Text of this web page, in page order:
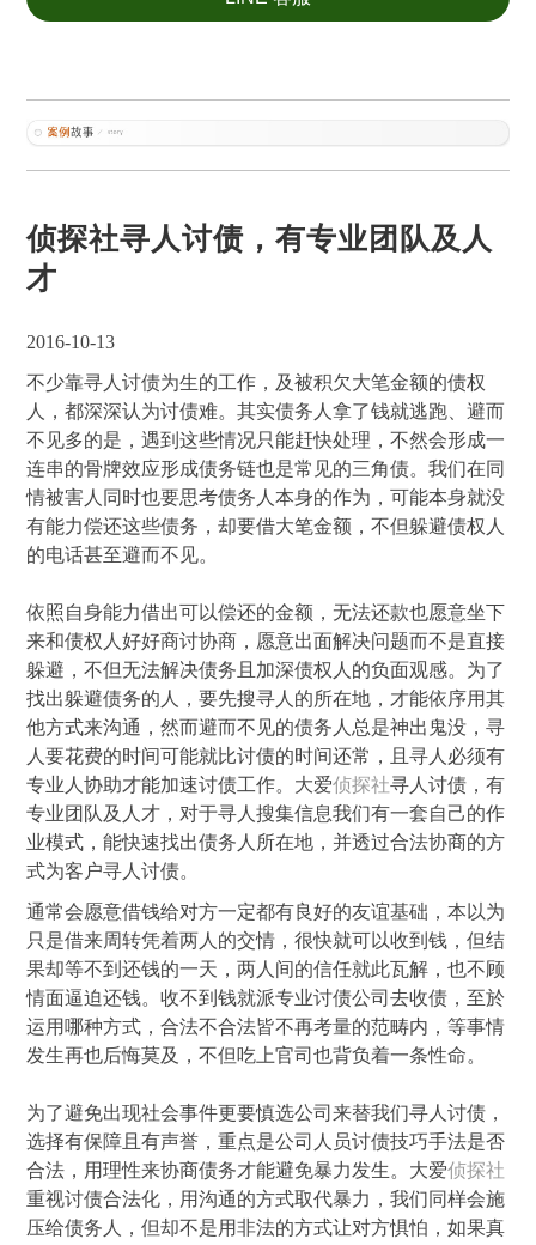
侦探社寻人讨债，有专业团队及人
才
2016-10-13
不少靠寻人讨债为生的工作，及被积欠大笔金额的债权
人，都深深认为讨债难。其实债务人拿了钱就逃跑、避而
不见多的是，遇到这些情况只能赶快处理，不然会形成一
连串的骨牌效应形成债务链也是常见的三角债。我们在同
情被害人同时也要思考债务人本身的作为，可能本身就没
有能力偿还这些债务，却要借大笔金额，不但躲避债权人
的电话甚至避而不见。
依照自身能力借出可以偿还的金额，无法还款也愿意坐下
来和债权人好好商讨协商，愿意出面解决问题而不是直接
躲避，不但无法解决债务且加深债权人的负面观感。为了
找出躲避债务的人，要先搜寻人的所在地，才能依序用其
他方式来沟通，然而避而不见的债务人总是神出鬼没，寻
人要花费的时间可能就比讨债的时间还常，且寻人必须有
专业人协助才能加速讨债工作。大爱侦探社寻人讨债，有
专业团队及人才，对于寻人搜集信息我们有一套自己的作
业模式，能快速找出债务人所在地，并透过合法协商的方
式为客户寻人讨债。
通常会愿意借钱给对方一定都有良好的友谊基础，本以为
只是借来周转凭着两人的交情，很快就可以收到钱，但结
果却等不到还钱的一天，两人间的信任就此瓦解，也不顾
情面逼迫还钱。收不到钱就派专业讨债公司去收债，至於
运用哪种方式，合法不合法皆不再考量的范畴内，等事情
发生再也后悔莫及，不但吃上官司也背负着一条性命。
为了避免出现社会事件更要慎选公司来替我们寻人讨债，
选择有保障且有声誉，重点是公司人员讨债技巧手法是否
合法，用理性来协商债务才能避免暴力发生。大爱侦探社
重视讨债合法化，用沟通的方式取代暴力，我们同样会施
压给债务人，但却不是用非法的方式让对方惧怕，如果真